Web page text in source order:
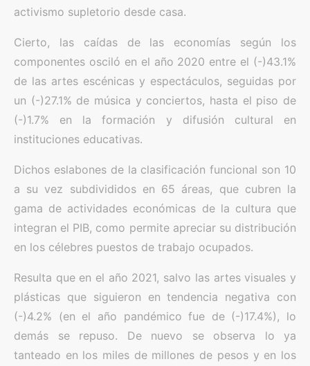
activismo supletorio desde casa.
Cierto, las caídas de las economías según los
componentes osciló en el año 2020 entre el (-)43.1%
de las artes escénicas y espectáculos, seguidas por
un (-)27.1% de música y conciertos, hasta el piso de
(-)1.7% en la formación y difusión cultural en
instituciones educativas.
Dichos eslabones de la clasificación funcional son 10
a su vez subdivididos en 65 áreas, que cubren la
gama de actividades económicas de la cultura que
integran el PIB, como permite apreciar su distribución
en los célebres puestos de trabajo ocupados.
Resulta que en el año 2021, salvo las artes visuales y
plásticas que siguieron en tendencia negativa con
(-)4.2% (en el año pandémico fue de (-)17.4%), lo
demás se repuso. De nuevo se observa lo ya
tanteado en los miles de millones de pesos y en los